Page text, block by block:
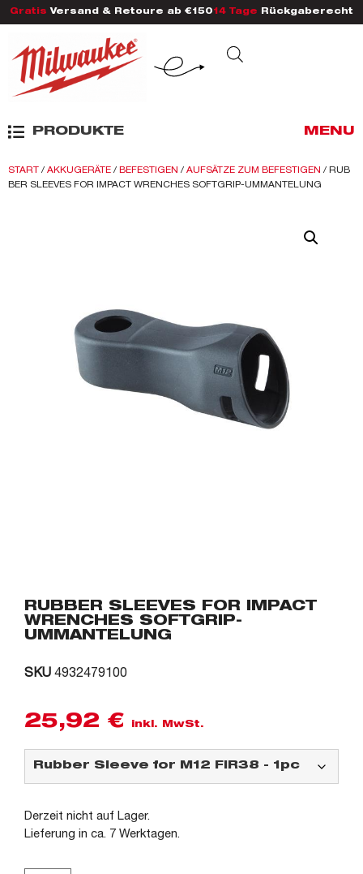
Gratis Versand & Retoure ab €150 14 Tage Rückgaberecht
PRODUKTE MENU
START / AKKUGERÄTE / BEFESTIGEN / AUFSÄTZE ZUM BEFESTIGEN / RUB
BER SLEEVES FOR IMPACT WRENCHES SOFTGRIP-UMMANTELUNG
RUBBER SLEEVES FOR IMPACT
WRENCHES SOFTGRIP-
UMMANTELUNG
SKU 4932479100
25,92 € inkl. MwSt.
Derzeit nicht auf Lager.
Lieferung in ca. 7 Werktagen.